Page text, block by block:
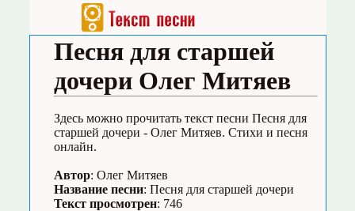
Песня для старшей
дочери Олег Митяев
Здесь можно прочитать текст песни Песня для
старшей дочери - Олег Митяев. Стихи и песня
онлайн.
Автор: Олег Митяев
Название песни: Песня для старшей дочери
Текст просмотрен: 746